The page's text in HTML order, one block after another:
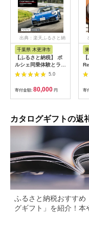
出典：楽天ふるさと納
千葉県 木更津市
【ふるさと納税】 ポ
ルシェ同乗体験とラン
チ ペアチケット
（911カレラ）KE008
5.0
寄付金額: 80,000 円 寄
カタログギフトの返
ふるさと納税おすすめ
グギフト」を紹介！本